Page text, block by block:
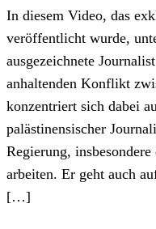
In diesem Video, das
veröffentlicht wurde,
ausgezeichnete
anhaltenden Konflikt
konzentriert sich dabei
palästinensischer
Regierung,
arbeiten. Er geht auch
[…]